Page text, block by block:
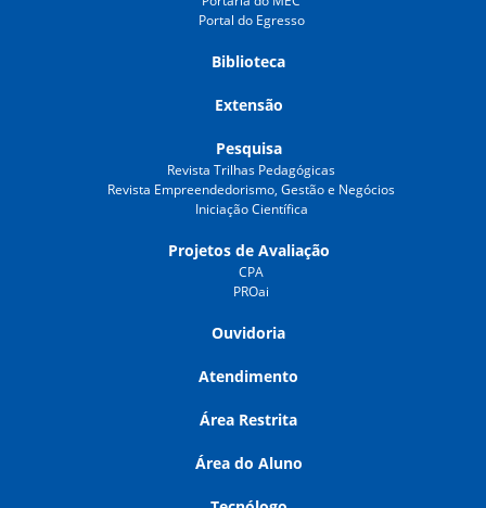
Portal do Egresso
Biblioteca
Extensão
Pesquisa
Revista Trilhas Pedagógicas
Revista Empreendedorismo, Gestão e Negócios
Iniciação Científica
Projetos de Avaliação
CPA
PROai
Ouvidoria
Atendimento
Área Restrita
Área do Aluno